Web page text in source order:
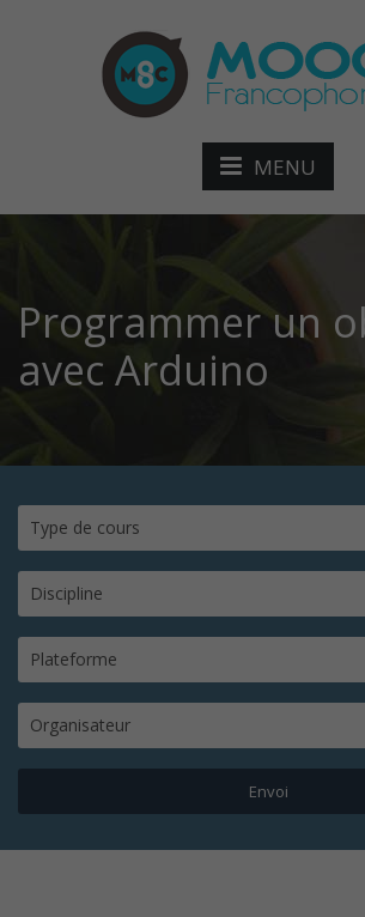
MENU
Programmer un
avec Arduino
Type de cours
Discipline
Plateforme
Organisateur